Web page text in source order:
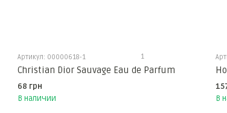
Артикул: 00000618-1 1
Christian Dior Sauvage Eau de Parfum
68 грн
В наличии
В